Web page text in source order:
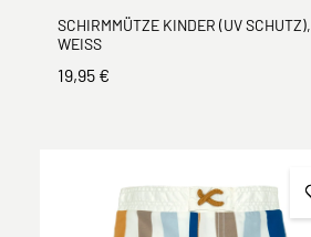
SCHIRMMÜTZE KINDER (UV SCHUTZ),
WEISS
19,95 €